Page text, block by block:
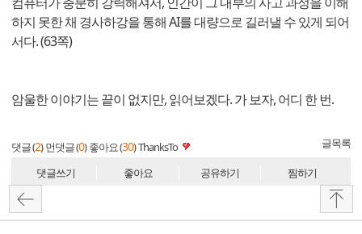
하지 못한 채 경사하강을 통해 AI를 대량으로 길러낼 수 있게 되어
서다. (63쪽)
암울한 이야기는 끝이 없지만, 읽어보겠다. 가 보자, 어디 한 번.
댓글 (2) 먼댓글 (0) 좋아요 (30)ThanksTo 글목록
댓글쓰기 좋아요 공유하기 찜하기